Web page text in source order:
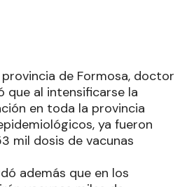
de Formosa, doctor
que al intensificarse la
en toda la provincia
ya fueron
mil dosis de vacunas
además que en los